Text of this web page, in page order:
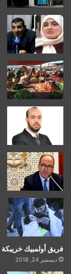
فريق أولمبيك خريبكة ٠٠٠الإدمان على الهزيمة
ديسمبر 24, 2018